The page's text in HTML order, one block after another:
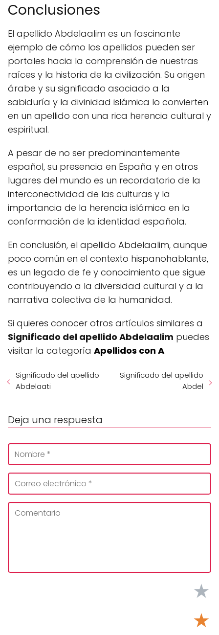
Conclusiones
El apellido Abdelaalim es un fascinante
ejemplo de cómo los apellidos pueden ser
portales hacia la comprensión de nuestras
raíces y la historia de la civilización. Su origen
árabe y su significado asociado a la
sabiduría y la divinidad islámica lo convierten
en un apellido con una rica herencia cultural y
espiritual.
A pesar de no ser predominantemente
español, su presencia en España y en otros
lugares del mundo es un recordatorio de la
interconectividad de las culturas y la
importancia de la herencia islámica en la
conformación de la identidad española.
En conclusión, el apellido Abdelaalim, aunque
poco común en el contexto hispanohablante,
es un legado de fe y conocimiento que sigue
contribuyendo a la diversidad cultural y a la
narrativa colectiva de la humanidad.
Si quieres conocer otros artículos similares a
Significado del apellido Abdelaalim puedes
visitar la categoría Apellidos con A.
Significado del apellido
Abdelaati
Significado del apellido
Abdel
Deja una respuesta
★
★